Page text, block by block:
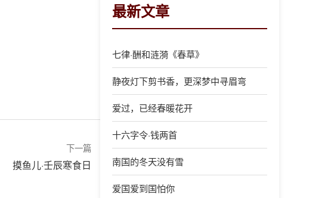
下一篇
摸鱼儿·壬辰寒食日
最新文章
七律·酬和涟漪《春草》
静夜灯下剪书香，更深梦中寻眉弯
爱过，已经春暖花开
十六字令·钱两首
南国的冬天没有雪
爱国爱到国怕你